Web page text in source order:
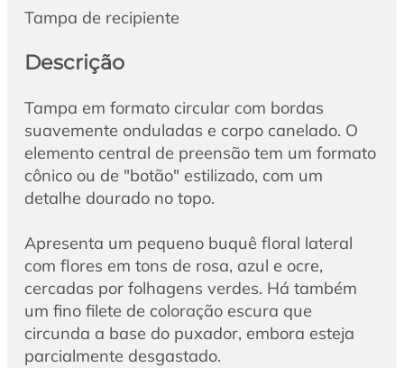
Tampa de recipiente
Descrição
Tampa em formato circular com bordas
suavemente onduladas e corpo canelado. O
elemento central de preensão tem um formato
cônico ou de "botão" estilizado, com um
detalhe dourado no topo.
Apresenta um pequeno buquê floral lateral
com flores em tons de rosa, azul e ocre,
cercadas por folhagens verdes. Há também
um fino filete de coloração escura que
circunda a base do puxador, embora esteja
parcialmente desgastado.